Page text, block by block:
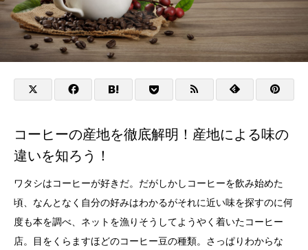
コーヒーの産地を徹底解明！産地による味の
違いを知ろう！
ワタシはコーヒーが好きだ。だがしかしコーヒーを飲み始めた
頃、なんとなく自分の好みはわかるがそれに近い味を探すのに何
度も本を調べ、ネットを漁りそうしてようやく着いたコーヒー
店。目をくらますほどのコーヒー豆の種類。さっぱりわからな